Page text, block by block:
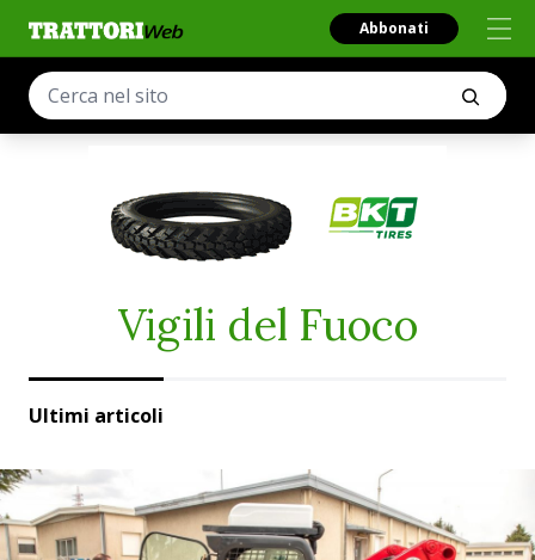
Abbonati
Vigili del Fuoco
Ultimi articoli